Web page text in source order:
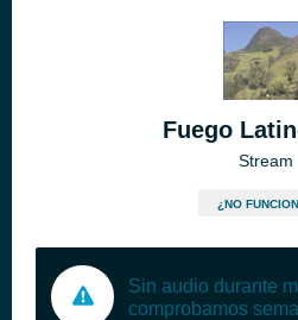
Fuego
Stream
¿NO
Sin audio durante
comprobamos